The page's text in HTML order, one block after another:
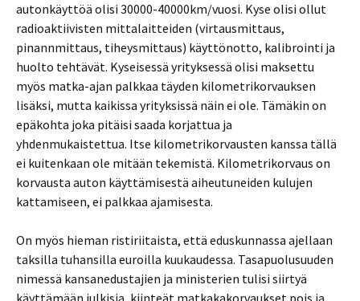
autonkäyttöä olisi 30000-40000km/vuosi. Kyse olisi ollut
radioaktiivisten mittalaitteiden (virtausmittaus,
pinannmittaus, tiheysmittaus) käyttönotto, kalibrointi ja
huolto tehtävät. Kyseisessä yrityksessä olisi maksettu
myös matka-ajan palkkaa täyden kilometrikorvauksen
lisäksi, mutta kaikissa yrityksissä näin ei ole. Tämäkin on
epäkohta joka pitäisi saada korjattua ja
yhdenmukaistettua. Itse kilometrikorvausten kanssa tällä
ei kuitenkaan ole mitään tekemistä. Kilometrikorvaus on
korvausta auton käyttämisestä aiheutuneiden kulujen
kattamiseen, ei palkkaa ajamisesta.
On myös hieman ristiriitaista, että eduskunnassa ajellaan
taksilla tuhansilla euroilla kuukaudessa. Tasapuolusuuden
nimessä kansanedustajien ja ministerien tulisi siirtyä
käyttämään julkisia, kiinteät matkakakorvaukset pois ja